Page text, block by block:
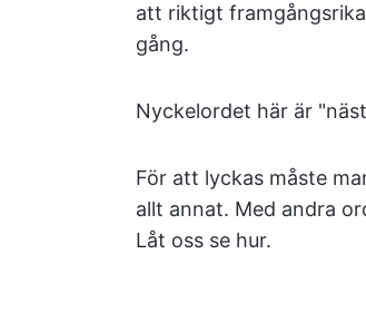
att riktigt
gång.
Nyckelordet här är
För att lyckas måste
allt annat. Med andra
Låt oss se hur.